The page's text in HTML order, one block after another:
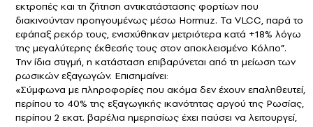
εκτροπές και τη ζήτηση αντικατάστασης φορτίων που
διακινούνταν προηγουμένως μέσω Hormuz. Τα VLCC, παρά το
εφάπαξ ρεκόρ τους, ενισχύθηκαν μετριότερα κατά +18% λόγω
της μεγαλύτερης έκθεσής τους στον αποκλεισμένο Κόλπο”.
Την ίδια στιγμή, η κατάσταση επιβαρύνεται από τη μείωση των
ρωσικών εξαγωγών. Επισημαίνει:
«Σύμφωνα με πληροφορίες που ακόμα δεν έχουν επαληθευτεί,
περίπου το 40% της εξαγωγικής ικανότητας αργού της Ρωσίας,
περίπου 2 εκατ. βαρέλια ημερησίως έχει παύσει να λειτουργεί,